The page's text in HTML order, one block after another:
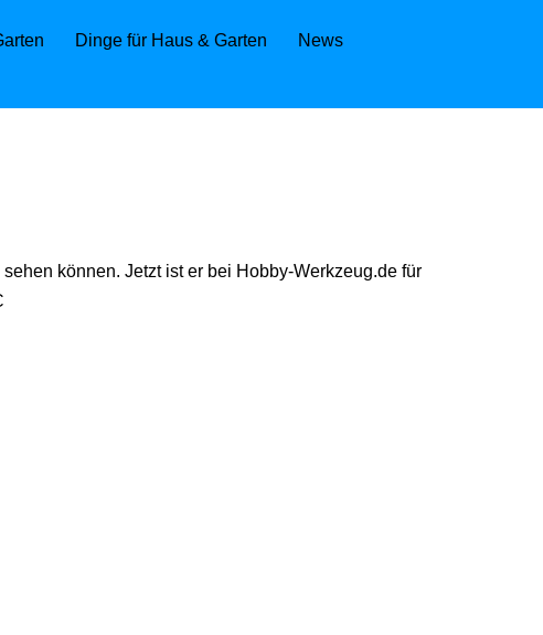
Dinge für Haus & Garten
News
können. Jetzt ist er bei Hobby-Werkzeug.de für